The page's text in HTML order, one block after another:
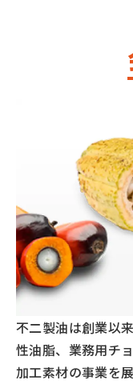
不二製油は創業以
性油脂、業務用チ
加工素材の事業を